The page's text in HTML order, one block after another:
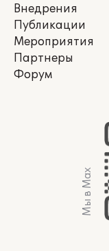
Внедрения
Публикации
Мероприятия
Партнеры
Форум
Мы в Max